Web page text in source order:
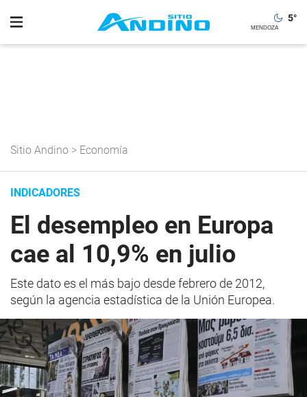
5°
Sitio Andino > Economía
INDICADORES
El desempleo en Europa
cae al 10,9% en julio
Este dato es el más bajo desde febrero de 2012,
según la agencia estadística de la Unión Europea.